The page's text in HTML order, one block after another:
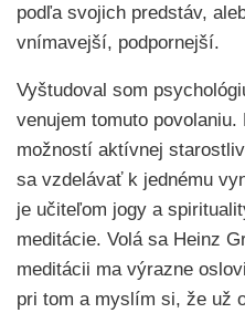
podľa svojich predstáv,
vnímavejší, podpornejší.
Vyštudoval som
venujem tomuto povolaniu.
možností aktívnej
sa vzdelávať k jednému
je učiteľom jogy a
meditácie. Volá sa Heinz
meditácii ma výrazne
pri tom a myslím si, že už